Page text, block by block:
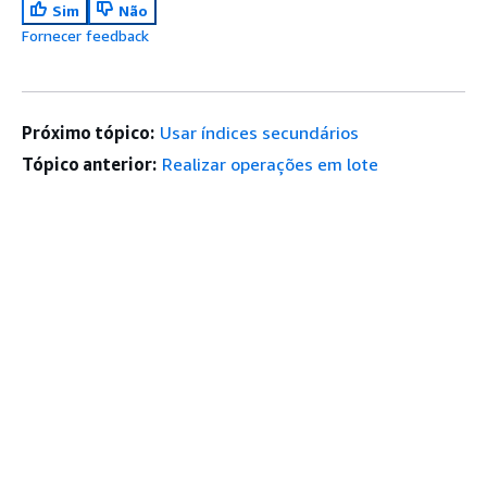
Sim
Não
Fornecer feedback
Próximo tópico: Usar índices secundários
Tópico anterior: Realizar operações em lote